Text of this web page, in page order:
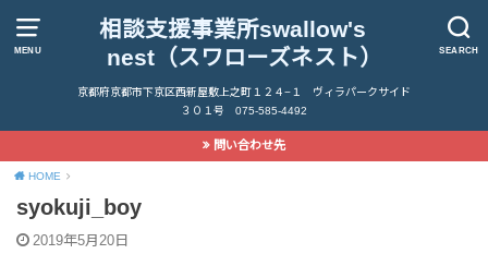
MENU SEARCH
相談支援事業所swallow's
nest（スワローズネスト）
京都府京都市下京区西新屋敷上之町１２４−１ ヴィラパークサイド
３０１号 075-585-4492
問い合わせ先
HOME
syokuji_boy
2019年5月20日